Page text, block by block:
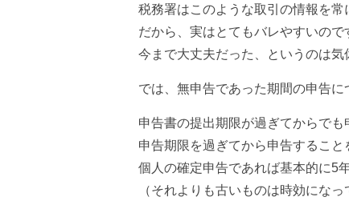
税務署はこのような取引の情報を常
だから、実はとてもバレやすいので
今まで大丈夫だった、というのは気
では、無申告であった期間の申告
申告書の提出期限が過ぎてからでも
申告期限を過ぎてから申告すること
個人の確定申告であれば基本的に5
（それよりも古いものは時効になっ